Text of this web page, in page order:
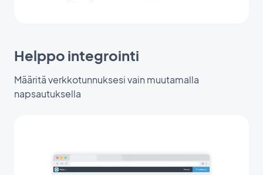
Helppo integrointi
Määritä verkkotunnuksesi vain muutamalla
napsautuksella